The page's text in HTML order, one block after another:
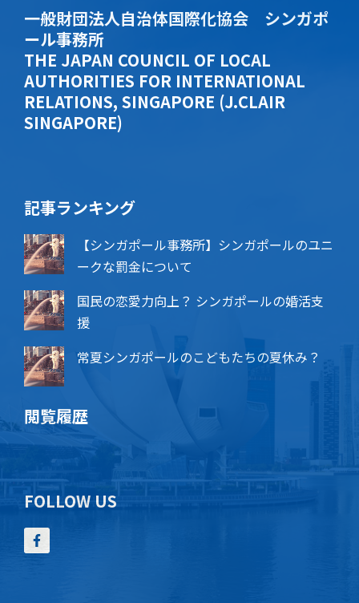
一般財団法人自治体国際化協会 シンガポ
ール事務所
THE JAPAN COUNCIL OF LOCAL
AUTHORITIES FOR INTERNATIONAL
RELATIONS, SINGAPORE (J.CLAIR
SINGAPORE)
記事ランキング
【シンガポール事務所】シンガポールのユニ
ークな罰金について
国民の恋愛力向上？ シンガポールの婚活支
援
常夏シンガポールのこどもたちの夏休み？
閲覧履歴
FOLLOW US